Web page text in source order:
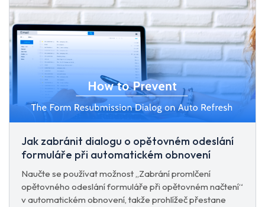
Jak zabránit dialogu o opětovném odeslání
formuláře při automatickém obnovení
Naučte se používat možnost „Zabrání promlčení
opětovného odeslání formuláře při opětovném načtení“
v automatickém obnovení, takže prohlížeč přestane